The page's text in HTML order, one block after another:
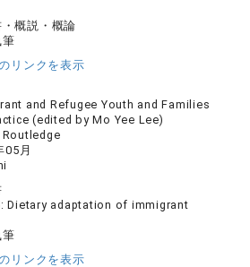
概説・概論
リンクを表示
and Refugee Youth and Families
(edited by Mo Yee Lee)
Routledge
05月
Dietary adaptation of immigrant
リンクを表示